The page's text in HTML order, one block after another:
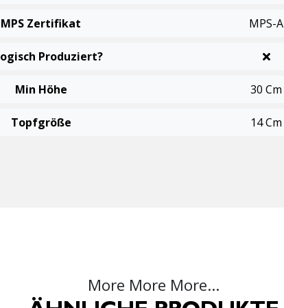
MPS Zertifikat MPS-A
Produziert?
Min Höhe 30 Cm
Topfgröße 14 Cm
More More More...